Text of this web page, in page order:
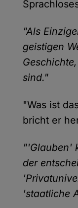
"Als
geistigen
sind."
"Was ist
bricht er
"'Glauben'
der
'staatliche